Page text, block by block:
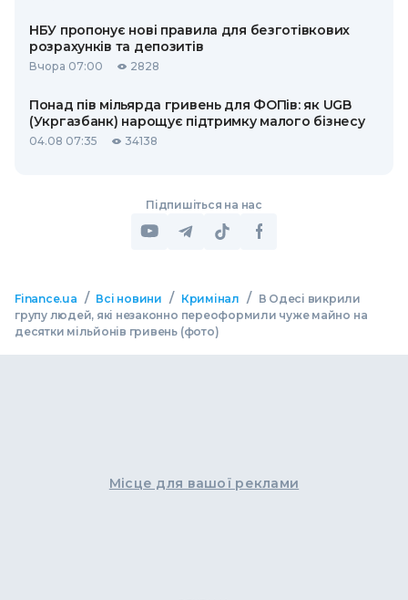
НБУ пропонує нові правила для безготівкових
розрахунків та депозитів
Вчора 07:00 2828
Понад пів мільярда гривень для ФОПів: як UGB
(Укргазбанк) нарощує підтримку малого бізнесу
04.08 07:35 34138
Підпишіться на нас
Finance.ua / Всі новини / Кримінал /
В Одесі викрили
групу людей, які незаконно переоформили чуже майно на
десятки мільйонів гривень (фото)
Місце для вашої реклами